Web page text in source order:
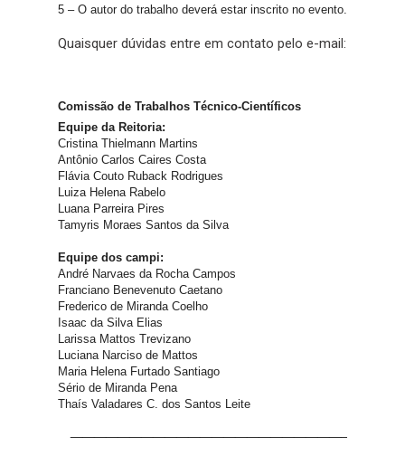
5 – O autor do trabalho deverá estar inscrito no evento.
Quaisquer dúvidas entre em contato pelo e-mail:
Comissão de Trabalhos Técnico-Científicos
Equipe da Reitoria:
Cristina Thielmann Martins
Antônio Carlos Caires Costa
Flávia Couto Ruback Rodrigues
Luiza Helena Rabelo
Luana Parreira Pires
Tamyris Moraes Santos da Silva
Equipe dos campi:
André Narvaes da Rocha Campos
Franciano Benevenuto Caetano
Frederico de Miranda Coelho
Isaac da Silva Elias
Larissa Mattos Trevizano
Luciana Narciso de Mattos
Maria Helena Furtado Santiago
Sério de Miranda Pena
Thaís Valadares C. dos Santos Leite